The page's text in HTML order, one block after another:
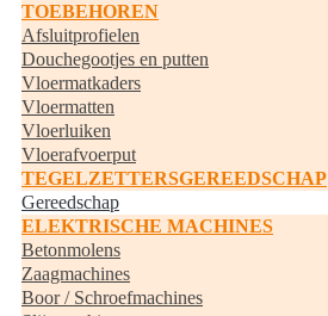
TOEBEHOREN
Afsluitprofielen
Douchegootjes en putten
Vloermatkaders
Vloermatten
Vloerluiken
Vloerafvoerput
TEGELZETTERSGEREEDSCHAP
Gereedschap
ELEKTRISCHE MACHINES
Betonmolens
Zaagmachines
Boor / Schroefmachines